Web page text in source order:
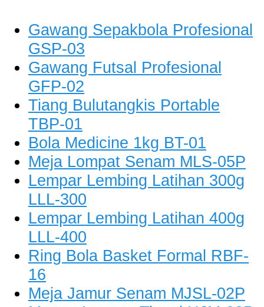
Gawang Sepakbola Profesional
GSP-03
Gawang Futsal Profesional
GFP-02
Tiang Bulutangkis Portable
TBP-01
Bola Medicine 1kg BT-01
Meja Lompat Senam MLS-05P
Lempar Lembing Latihan 300g
LLL-300
Lempar Lembing Latihan 400g
LLL-400
Ring Bola Basket Formal RBF-
16
Meja Jamur Senam MJSL-02P